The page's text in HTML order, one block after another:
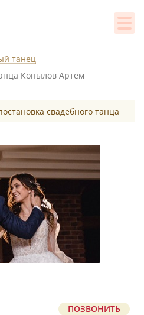
танец
Копылов Артем
свадебного танца
ПОЗВОНИТЬ